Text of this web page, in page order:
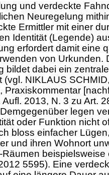
und verdeckte
Neuregelung
Ermittler mit einer
Identität (Legende)
erfordert damit eine
von Urkunden.
bildet dabei ein
NIKLAUS
Praxiskommentar
2013, N. 3 zu Art.
legen
oder Funktion nicht
bloss einfacher
und ihren Wohnort
5595). Eine